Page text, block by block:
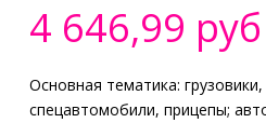
4 646,99 руб
Основная тематика:
спецавтомобили, прицепы;